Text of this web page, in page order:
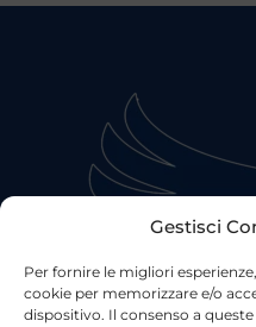
Gestisci
Per fornire le migliori
cookie per memorizzare e/o
dispositivo. Il consenso a